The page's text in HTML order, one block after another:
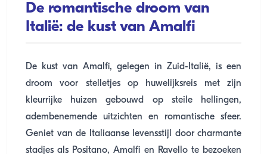
De romantische droom van
Italië: de kust van Amalfi
De kust van Amalfi, gelegen in Zuid-Italië, is een
droom voor stelletjes op huwelijksreis met zijn
kleurrijke huizen gebouwd op steile hellingen,
adembenemende uitzichten en romantische sfeer.
Geniet van de Italiaanse levensstijl door charmante
stadjes als Positano, Amalfi en Ravello te bezoeken